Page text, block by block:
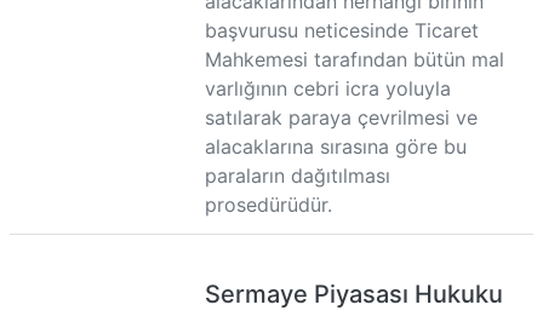
başvurusu neticesinde Ticaret
Mahkemesi tarafından bütün mal
varlığının cebri icra yoluyla
satılarak paraya çevrilmesi ve
alacaklarına sırasına göre bu
paraların dağıtılması
prosedürüdür.
Sermaye Piyasası Hukuku